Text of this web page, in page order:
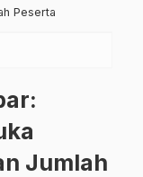
Peserta
Jumlah